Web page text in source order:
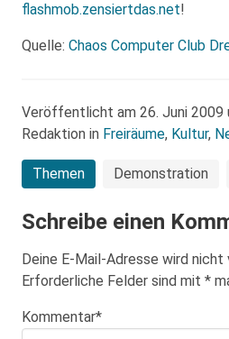
flashmob.zensiertdas.net!
Quelle: Chaos Computer Club
Veröffentlicht am 26. Juni 2009
Redaktion in Freiräume, Kultur,
Themen Demonstration
Schreibe einen
Deine E-Mail-Adresse wird
Erforderliche Felder sind mit *
Kommentar*